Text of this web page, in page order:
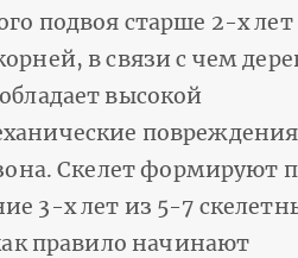
подвоя старше 2-х лет
в связи с чем
высокой
повреждения
Скелет формируют
3-х лет из 5-7
правило начинают